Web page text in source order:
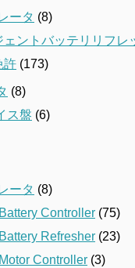
ータ (8)
ェントバッテリリフレ
許 (173)
(8)
ス盤 (6)
ータ (8)
Controller (75)
Refresher (23)
Controller (3)